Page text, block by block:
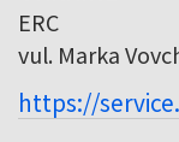
ERC
vul. Marka
https://